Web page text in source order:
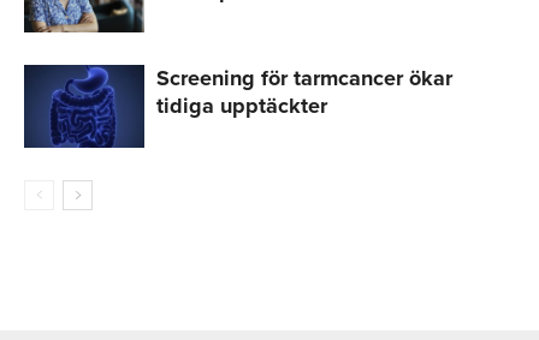
Screening för tarmcancer ökar
tidiga upptäckter